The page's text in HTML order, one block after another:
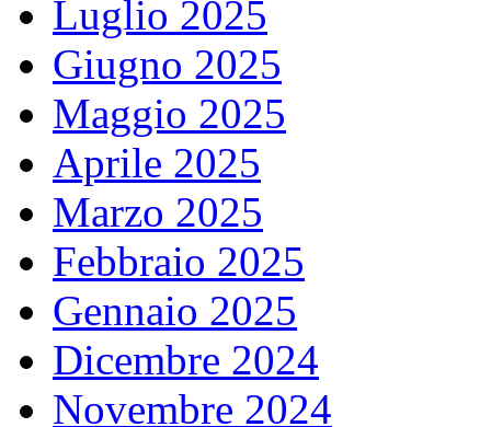
Luglio 2025
Giugno 2025
Maggio 2025
Aprile 2025
Marzo 2025
Febbraio 2025
Gennaio 2025
Dicembre 2024
Novembre 2024